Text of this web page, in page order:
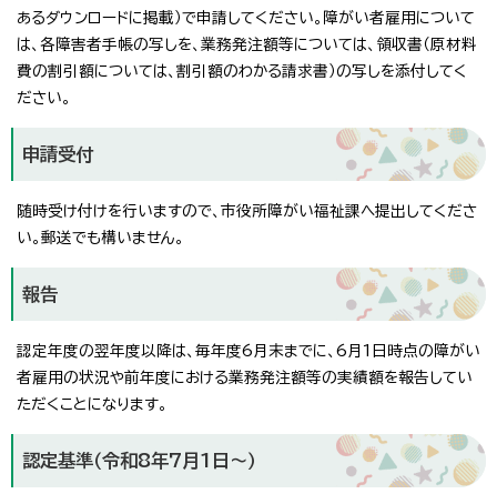
あるダウンロードに掲載）で申請してください。障がい者雇用について
は、各障害者手帳の写しを、業務発注額等については、領収書（原材料
費の割引額については、割引額のわかる請求書）の写しを添付してく
ださい。
申請受付
随時受け付けを行いますので、市役所障がい福祉課へ提出してくださ
い。郵送でも構いません。
報告
認定年度の翌年度以降は、毎年度6月末までに、6月1日時点の障がい
者雇用の状況や前年度における業務発注額等の実績額を報告してい
ただくことになります。
認定基準（令和8年7月1日～）